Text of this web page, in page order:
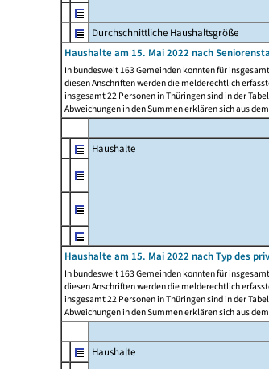
Durchschnittliche Haushaltsgröße
Haushalte am 15. Mai 2022 nach
In bundesweit 163 Gemeinden konnten für
diesen Anschriften werden die melderechtlich
insgesamt 22 Personen in Thüringen sind in der
Abweichungen in den Summen erklären sich aus
Haushalte
Haushalte am 15. Mai 2022 nach Typ des
In bundesweit 163 Gemeinden konnten für
diesen Anschriften werden die melderechtlich
insgesamt 22 Personen in Thüringen sind in der
Abweichungen in den Summen erklären sich aus
Haushalte